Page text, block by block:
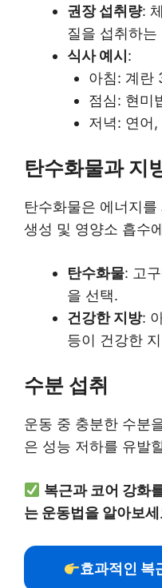
권장 섭취량:
질을 섭취하는
식사 예시 :
아침: 계란
점심: 현미
저녁: 연어,
탄수화물과 지
탄수화물은 에너지
생성 및 영양소 흡수
탄수화물: 고
을 선택.
건강한 지방:
등이 건강한
수분 섭취
운동 중 충분한 수분
은 성능 저하를 유발
복근과 코어 강화
는 운동법을 알아보
효과적인 복